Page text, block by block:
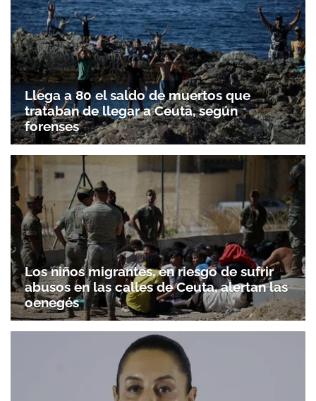
Llega a 80 el saldo de muertos que
trataban de llegar a Ceuta, según
forenses
Los niños migrantes, en riesgo de sufrir
abusos en las calles de Ceuta, alertan las
oenegés